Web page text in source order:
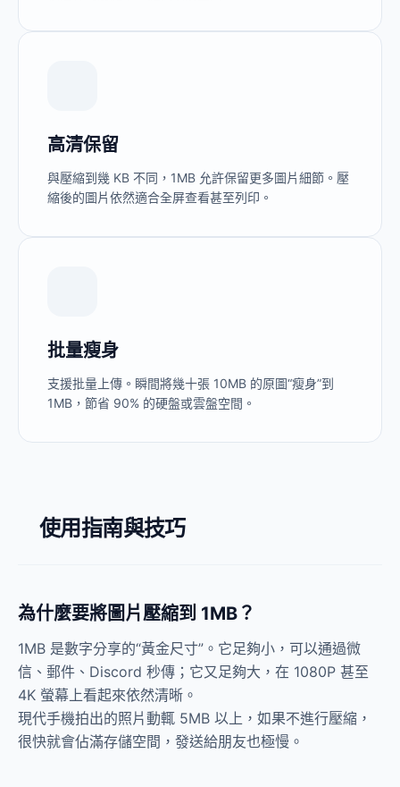
高清保留
與壓縮到幾 KB 不同，1MB 允許保留更多圖片細節。壓
縮後的圖片依然適合全屏查看甚至列印。
批量瘦身
支援批量上傳。瞬間將幾十張 10MB 的原圖“瘦身”到
1MB，節省 90% 的硬盤或雲盤空間。
使用指南與技巧
為什麼要將圖片壓縮到 1MB？
1MB 是數字分享的“黃金尺寸”。它足夠小，可以通過微
信、郵件、Discord 秒傳；它又足夠大，在 1080P 甚至
4K 螢幕上看起來依然清晰。
現代手機拍出的照片動輒 5MB 以上，如果不進行壓縮，
很快就會佔滿存儲空間，發送給朋友也極慢。